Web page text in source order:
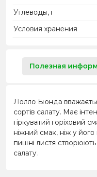
Углеводы, г
Условия хранения
Полезная
Лолло Біонда
сортів салату. Має
гіркуватий горіховий
ніжний смак, ніж у
пишні листя створюють
салату.